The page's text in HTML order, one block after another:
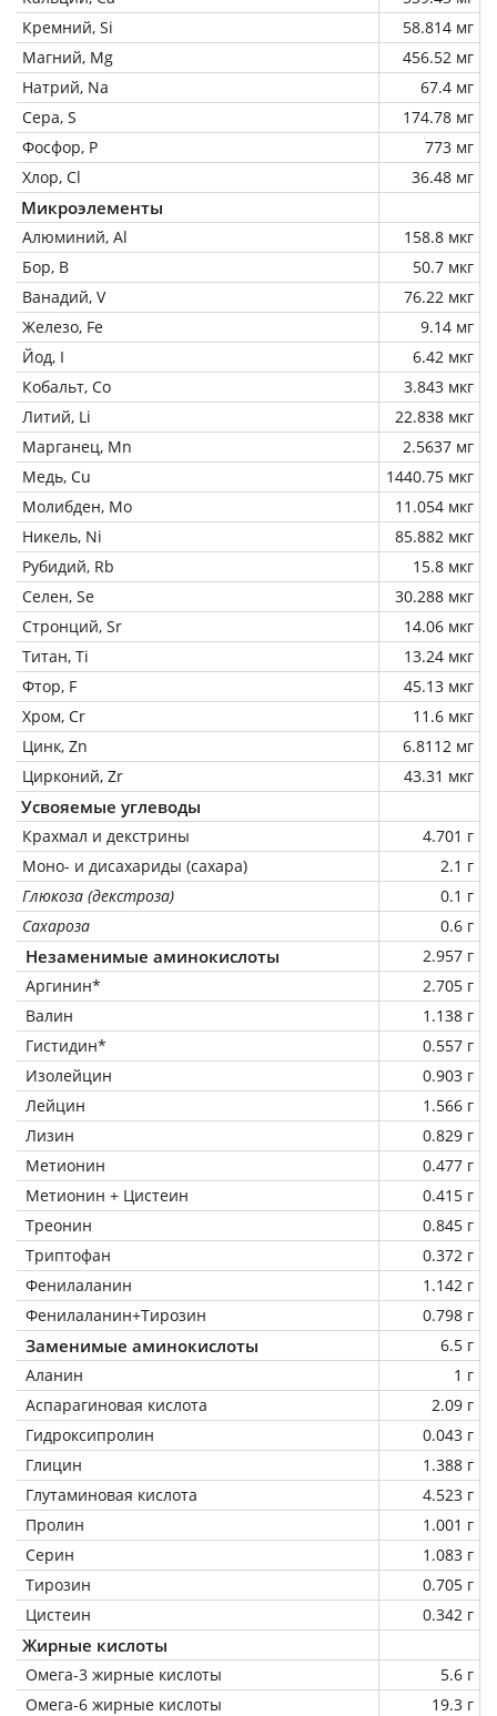
Кремний, Si
58.814 мг
Магний, Mg
456.52 мг
Натрий, Na
67.4 мг
Сера, S
174.78 мг
Фосфор, P
773 мг
Хлор, Cl
36.48 мг
Микроэлементы
Алюминий, Al
158.8 мкг
Бор, B
50.7 мкг
Ванадий, V
76.22 мкг
Железо, Fe
9.14 мг
Йод, I
6.42 мкг
Кобальт, Co
3.843 мкг
Литий, Li
22.838 мкг
Марганец, Mn
2.5637 мг
Медь, Cu
1440.75 мкг
Молибден, Mo
11.054 мкг
Никель, Ni
85.882 мкг
Рубидий, Rb
15.8 мкг
Селен, Se
30.288 мкг
Стронций, Sr
14.06 мкг
Титан, Ti
13.24 мкг
Фтор, F
45.13 мкг
Хром, Cr
11.6 мкг
Цинк, Zn
6.8112 мг
Цирконий, Zr
43.31 мкг
Усвояемые углеводы
Крахмал и декстрины
4.701 г
Моно- и дисахариды (сахара)
2.1 г
Глюкоза (декстроза)
0.1 г
Сахароза
0.6 г
Незаменимые аминокислоты
2.957 г
Аргинин*
2.705 г
Валин
1.138 г
Гистидин*
0.557 г
Изолейцин
0.903 г
Лейцин
1.566 г
Лизин
0.829 г
Метионин
0.477 г
Метионин + Цистеин
0.415 г
Треонин
0.845 г
Триптофан
0.372 г
Фенилаланин
1.142 г
Фенилаланин+Тирозин
0.798 г
Заменимые аминокислоты
6.5 г
Аланин
1 г
Аспарагиновая кислота
2.09 г
Гидроксипролин
0.043 г
Глицин
1.388 г
Глутаминовая кислота
4.523 г
Пролин
1.001 г
Серин
1.083 г
Тирозин
0.705 г
Цистеин
0.342 г
Жирные кислоты
Омега-3 жирные кислоты
5.6 г
Омега-6 жирные кислоты
19.3 г